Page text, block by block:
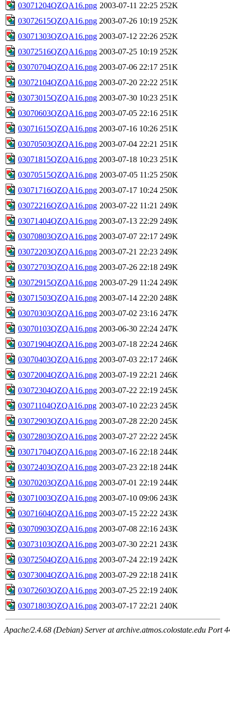
03071204QZQA16.png 2003-07-11 22:25 252K
03072615QZQA16.png 2003-07-26 10:19 252K
03071303QZQA16.png 2003-07-12 22:26 252K
03072516QZQA16.png 2003-07-25 10:19 252K
03070704QZQA16.png 2003-07-06 22:17 251K
03072104QZQA16.png 2003-07-20 22:22 251K
03073015QZQA16.png 2003-07-30 10:23 251K
03070603QZQA16.png 2003-07-05 22:16 251K
03071615QZQA16.png 2003-07-16 10:26 251K
03070503QZQA16.png 2003-07-04 22:21 251K
03071815QZQA16.png 2003-07-18 10:23 251K
03070515QZQA16.png 2003-07-05 11:25 250K
03071716QZQA16.png 2003-07-17 10:24 250K
03072216QZQA16.png 2003-07-22 11:21 249K
03071404QZQA16.png 2003-07-13 22:29 249K
03070803QZQA16.png 2003-07-07 22:17 249K
03072203QZQA16.png 2003-07-21 22:23 249K
03072703QZQA16.png 2003-07-26 22:18 249K
03072915QZQA16.png 2003-07-29 11:24 249K
03071503QZQA16.png 2003-07-14 22:20 248K
03070303QZQA16.png 2003-07-02 23:16 247K
03070103QZQA16.png 2003-06-30 22:24 247K
03071904QZQA16.png 2003-07-18 22:24 246K
03070403QZQA16.png 2003-07-03 22:17 246K
03072004QZQA16.png 2003-07-19 22:21 246K
03072304QZQA16.png 2003-07-22 22:19 245K
03071104QZQA16.png 2003-07-10 22:23 245K
03072903QZQA16.png 2003-07-28 22:20 245K
03072803QZQA16.png 2003-07-27 22:22 245K
03071704QZQA16.png 2003-07-16 22:18 244K
03072403QZQA16.png 2003-07-23 22:18 244K
03070203QZQA16.png 2003-07-01 22:19 244K
03071003QZQA16.png 2003-07-10 09:06 243K
03071604QZQA16.png 2003-07-15 22:22 243K
03070903QZQA16.png 2003-07-08 22:16 243K
03073103QZQA16.png 2003-07-30 22:21 243K
03072504QZQA16.png 2003-07-24 22:19 242K
03073004QZQA16.png 2003-07-29 22:18 241K
03072603QZQA16.png 2003-07-25 22:19 240K
03071803QZQA16.png 2003-07-17 22:21 240K
Apache/2.4.68 (Debian) Server at archive.atmos.colostate.edu Port